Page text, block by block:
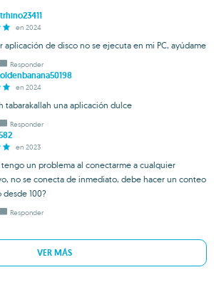
en 2024
aplicación de disco no se ejecuta en mi PC, ayúdame
Responder
en 2024
tabarakallah una aplicación dulce
Responder
en 2023
tengo un problema al conectarme a cualquier
no se conecta de inmediato, debe hacer un conteo
100?
Responder
VER MÁS